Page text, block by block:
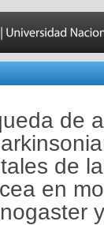
de
de
en